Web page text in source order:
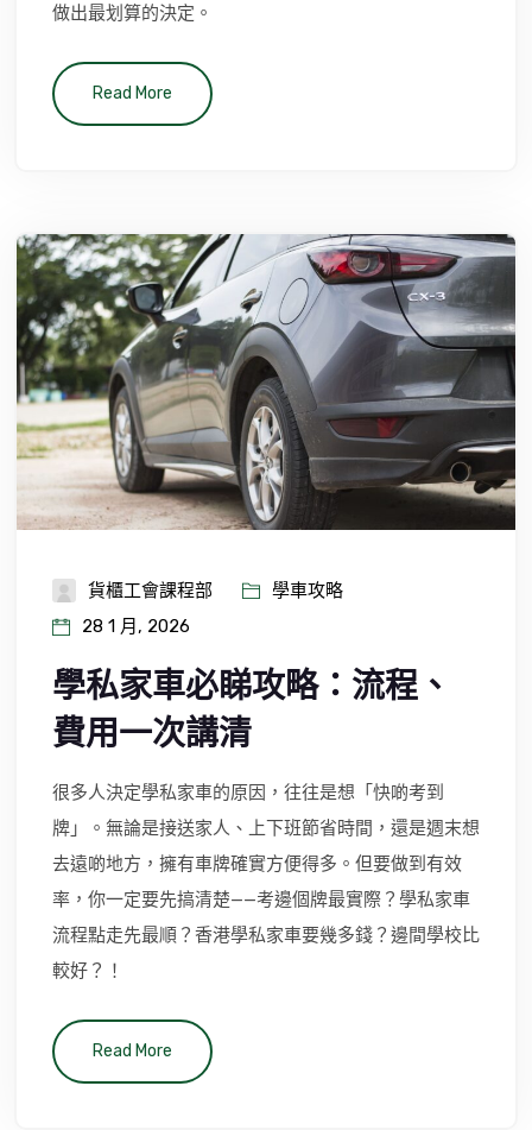
做出最划算的決定。
Read More
貨櫃工會課程部
學車攻略
28 1 月, 2026
學私家車必睇攻略：流程、
費用一次講清
很多人決定學私家車的原因，往往是想「快啲考到
牌」。無論是接送家人、上下班節省時間，還是週末想
去遠啲地方，擁有車牌確實方便得多。但要做到有效
率，你一定要先搞清楚——考邊個牌最實際？學私家車
流程點走先最順？香港學私家車要幾多錢？邊間學校比
較好？！
Read More